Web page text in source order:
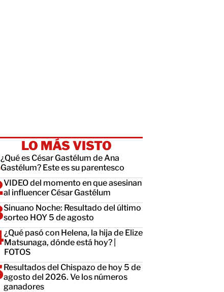
LO MÁS VISTO
¿Qué es César Gastélum de Ana
Gastélum? Este es su parentesco
VIDEO del momento en que asesinan
al influencer César Gastélum
Sinuano Noche: Resultado del último
sorteo HOY 5 de agosto
¿Qué pasó con Helena, la hija de Elize
Matsunaga, dónde está hoy? |
FOTOS
Resultados del Chispazo de hoy 5 de
agosto del 2026. Ve los números
ganadores